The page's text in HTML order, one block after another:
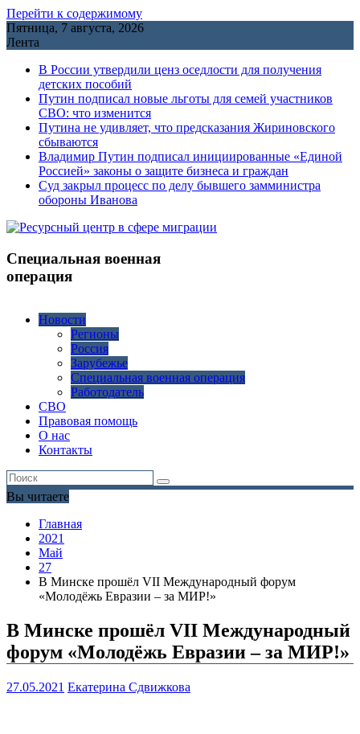
Перейти к содержимому
Пятница, 7 августа, 2026
Лента
В России утвердили ценз оседлости для получения
детских пособий
Путин подписал новые льготы для семей участников
СВО: что изменится
Путина не удивляет, что предсказания Жириновского
сбываются
Владимир Путин подписал инициированные «Единой
Россией» законы о защите бизнеса и граждан
Cуд закрыл процесс по делу бывшего замминистра
обороны Иванова
Специальная военная
операция
Новости
Регионы
Россия
Зарубежье
Специальная военная операция
Работодатель
СВО
Правовая помощь
О нас
Контакты
Вы читаете
Главная
2021
Май
27
В Минске прошёл VII Международный форум
«Молодёжь Евразии – за МИР!»
В Минске прошёл VII Международный
форум «Молодёжь Евразии – за МИР!»
27.05.2021 Екатерина Сдвижкова